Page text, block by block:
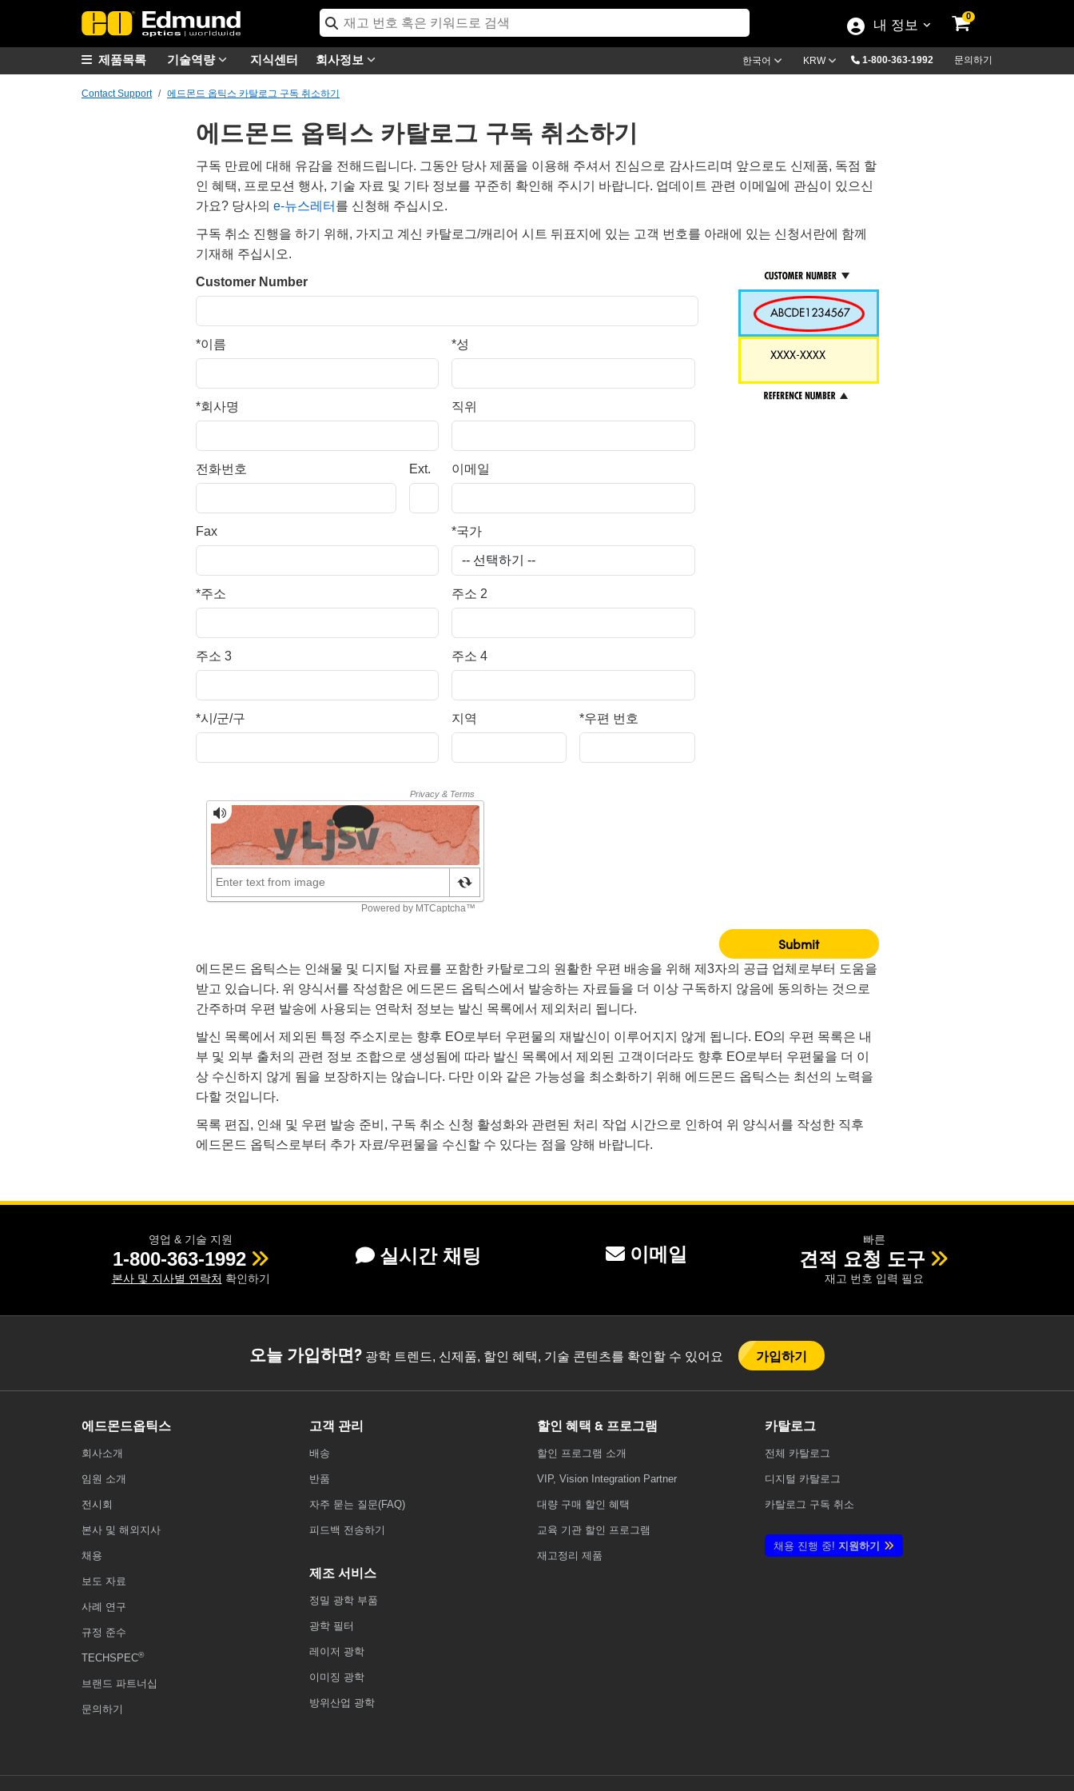
내 정보
0
기술역량 지식센터 회사정보 한국어 KRW 1-800-363-1992 문의하기
제품목록
Contact Support 에드몬드 옵틱스 카탈로그 구독 취소하기
에드몬드 옵틱스 카탈로그 구독 취소하기
구독 만료에 대해 유감을 전해드립니다. 그동안 당사 제품을 이용해 주셔서 진심으로 감사드리며 앞으로도 신제품, 독점 할
인 혜택, 프로모션 행사, 기술 자료 및 기타 정보를 꾸준히 확인해 주시기 바랍니다. 업데이트 관련 이메일에 관심이 있으신
가요? 당사의 e-뉴스레터 를 신청해 주십시오.
구독 취소 진행을 하기 위해, 가지고 계신 카탈로그/캐리어 시트 뒤표지에 있는 고객 번호를 아래에 있는 신청서란에 함께
기재해 주십시오.
Customer Number
*이름 *성
*회사명 직위
전화번호 Ext. 이메일
Fax *국가
*주소 주소 2
주소 3 주소 4
*시/군/구 지역 *우편 번호
에드몬드 옵틱스는 인쇄물 및 디지털 자료를 포함한 카탈로그의 원활한 우편 배송을 위해 제3자의 공급 업체로부터 도움을
받고 있습니다. 위 양식서를 작성함은 에드몬드 옵틱스에서 발송하는 자료들을 더 이상 구독하지 않음에 동의하는 것으로
간주하며 우편 발송에 사용되는 연락처 정보는 발신 목록에서 제외처리 됩니다.
발신 목록에서 제외된 특정 주소지로는 향후 EO로부터 우편물의 재발신이 이루어지지 않게 됩니다. EO의 우편 목록은 내
부 및 외부 출처의 관련 정보 조합으로 생성됨에 따라 발신 목록에서 제외된 고객이더라도 향후 EO로부터 우편물을 더 이
상 수신하지 않게 됨을 보장하지는 않습니다. 다만 이와 같은 가능성을 최소화하기 위해 에드몬드 옵틱스는 최선의 노력을
다할 것입니다.
목록 편집, 인쇄 및 우편 발송 준비, 구독 취소 신청 활성화와 관련된 처리 작업 시간으로 인하여 위 양식서를 작성한 직후
에드몬드 옵틱스로부터 추가 자료/우편물을 수신할 수 있다는 점을 양해 바랍니다.
영업 & 기술 지원
1-800-363-1992
본사 및 지사별 연락처 확인하기
실시간 채팅 이메일
빠른
견적 요청 도구
재고 번호 입력 필요
오늘 가입하면?광학 트렌드, 신제품, 할인 혜택, 기술 콘텐츠를 확인할 수 있어요 가입하기
에드몬드옵틱스
회사소개
임원 소개
전시회
본사 및 해외지사
채용
보도 자료
사례 연구
규정 준수
TECHSPEC®
브랜드 파트너십
문의하기
고객 관리
배송
반품
자주 묻는 질문(FAQ)
피드백 전송하기
제조 서비스
정밀 광학 부품
광학 필터
레이저 광학
이미징 광학
방위산업 광학
할인 혜택 & 프로그램
할인 프로그램 소개
VIP, Vision Integration Partner
대량 구매 할인 혜택
교육 기관 할인 프로그램
재고정리 제품
카탈로그
전체 카탈로그
디지털 카탈로그
카탈로그 구독 취소
채용 진행 중! 지원하기